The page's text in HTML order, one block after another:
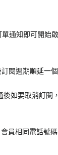
通知即可開始
閱週期順延一
如要取消訂閱
員相同電話號